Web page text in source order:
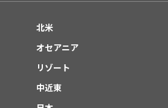
北米
オセアニア
リゾート
中近東